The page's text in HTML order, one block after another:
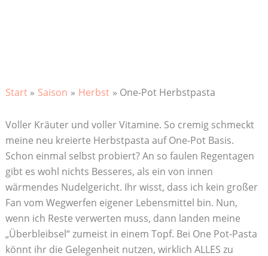
Start Saison Herbst One-Pot Herbstpasta
Voller Kräuter und voller Vitamine. So cremig schmeckt
meine neu kreierte Herbstpasta auf One-Pot Basis.
Schon einmal selbst probiert? An so faulen Regentagen
gibt es wohl nichts Besseres, als ein von innen
wärmendes Nudelgericht. Ihr wisst, dass ich kein großer
Fan vom Wegwerfen eigener Lebensmittel bin. Nun,
wenn ich Reste verwerten muss, dann landen meine
„Überbleibsel“ zumeist in einem Topf. Bei One Pot-Pasta
könnt ihr die Gelegenheit nutzen, wirklich ALLES zu